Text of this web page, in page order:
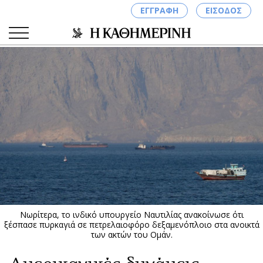
ΕΓΓΡΑΦΗ ΕΙΣΟΔΟΣ
ΚΑΤΗΓΟΡΙΕΣ ΣΥΝΔΕΣΗ
Παιδεία
Υγεία
Πολιτική
Βουλευτικές 2026
Εκλογές 2024
Προεδρικές 2023
Διπλωματία
Απόψεις
Αρθρογραφία
The Hill
Υγεία
Αγγελίες
Ενοικιάζονται
Πωλούνται
Ζητούν εργασία
Θέσεις εργασίας
Νωρίτερα, το ινδικό υπουργείο Ναυτιλίας ανακοίνωσε ότι
ξέσπασε πυρκαγιά σε πετρελαιοφόρο δεξαμενόπλοιο στα ανοικτά
των ακτών του Ομάν.